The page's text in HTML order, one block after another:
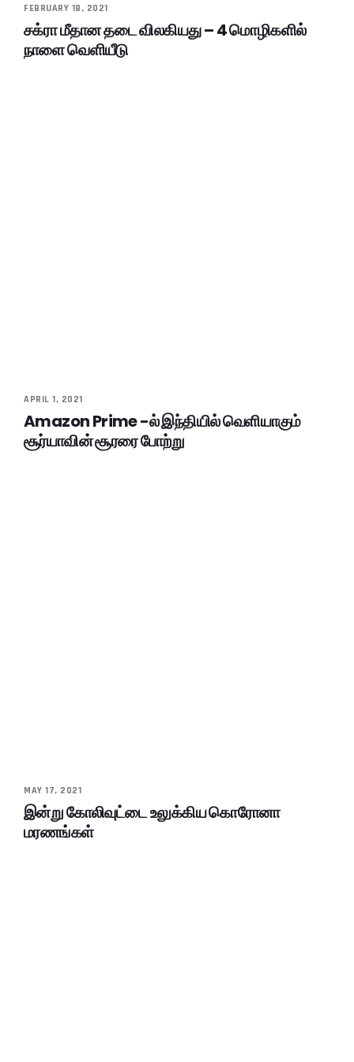
FEBRUARY 18, 2021
சக்ரா மீதான தடை விலகியது – 4 மொழிகளில்
நாளை வெளியீடு
APRIL 1, 2021
Amazon Prime -ல் இந்தியில் வெளியாகும்
சூர்யாவின் சூரரை போற்று
MAY 17, 2021
இன்று கோலிவுட்டை உலுக்கிய கொரோனா
மரணங்கள்